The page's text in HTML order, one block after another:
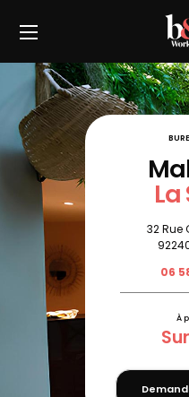
06
À
La
32 Rue